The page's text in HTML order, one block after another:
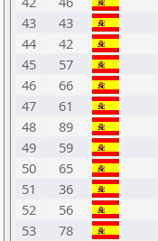
43
43
44
42
45
57
46
66
47
61
48
89
49
59
50
65
51
36
52
56
53
78